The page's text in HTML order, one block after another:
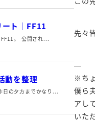
先々
—
※ち
僕ら
アし
いた